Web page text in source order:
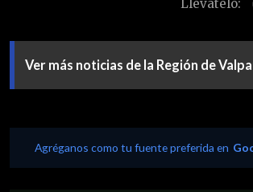
Llévatelo:
Ver más noticias de la Región de
Agréganos como tu fuente preferida en